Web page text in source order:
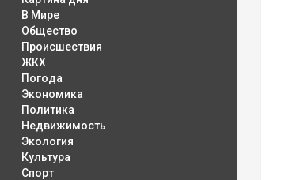
В Мире
Общество
Происшествия
ЖКХ
Погода
Экономика
Политика
Недвижимость
Экология
Культура
Спорт